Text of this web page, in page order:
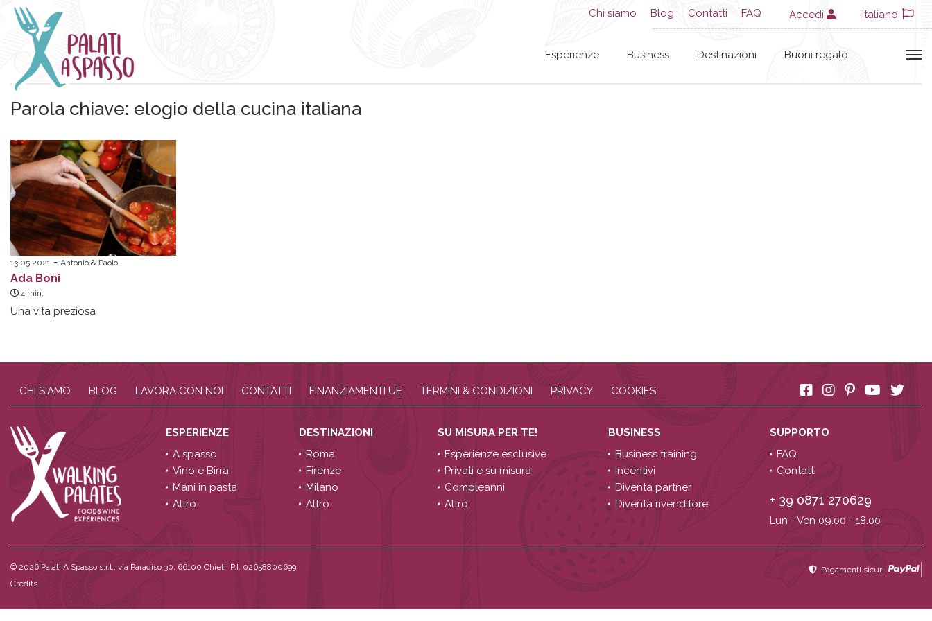
Chi siamo Blog Contatti FAQ Accedi Italiano
Esperienze Business Destinazioni Buoni regalo
Parola chiave: elogio della cucina italiana
13.05.2021 Antonio & Paolo
Ada Boni
4 min.
Una vita preziosa
CHI SIAMO BLOG LAVORA CON NOI CONTATTI FINANZIAMENTI UE TERMINI & CONDIZIONI PRIVACY COOKIES
ESPERIENZE
A spasso
Vino e Birra
Mani in pasta
Altro
DESTINAZIONI
Roma
Firenze
Milano
Altro
SU MISURA PER TE!
Esperienze esclusive
Privati e su misura
Compleanni
Altro
BUSINESS
Business training
Incentivi
Diventa partner
Diventa rivenditore
SUPPORTO
FAQ
Contatti
+ 39 0871 270629
Lun - Ven 09.00 - 18.00
© 2026 Palati A Spasso s.r.l., via Paradiso 30, 66100 Chieti, P.I. 02658800699
Credits
Pagamenti sicuri